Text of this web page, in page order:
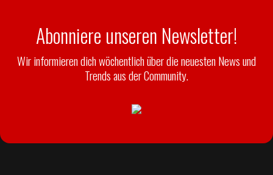
Abonniere unseren Newsletter!
Wir informieren dich wöchentlich über die neuesten News und
Trends aus der Community.